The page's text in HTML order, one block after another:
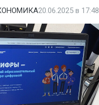
20.06.2025 в 17:48